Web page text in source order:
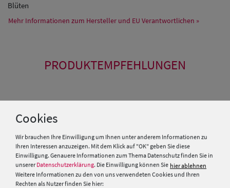
Blüten
Mehr Informationen zum Hersteller und EU Verantwortlichen »
PRODUKTEMPFEHLUNGEN
Cookies
Wir brauchen Ihre Einwilligung um Ihnen unter anderem Informationen zu
Ihren Interessen anzuzeigen. Mit dem Klick auf "OK" geben Sie diese
Einwilligung. Genauere Informationen zum Thema Datenschutz finden Sie in
unserer Datenschutzerklärung. Die Einwilligung können Sie hier ablehnen
Weitere Informationen zu den von uns verwendeten Cookies und Ihren
Rechten als Nutzer finden Sie hier: